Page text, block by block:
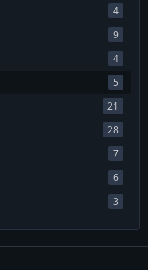
4
9
4
5
21
28
7
6
3